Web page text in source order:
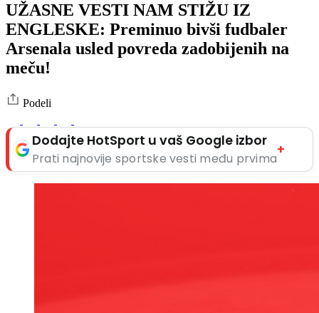
UŽASNE VESTI NAM STIŽU IZ
ENGLESKE: Preminuo bivši fudbaler
Arsenala usled povreda zadobijenih na
meču!
Podeli
Dodajte HotSport u vaš Google izbor
Prati najnovije sportske vesti među prvima
+